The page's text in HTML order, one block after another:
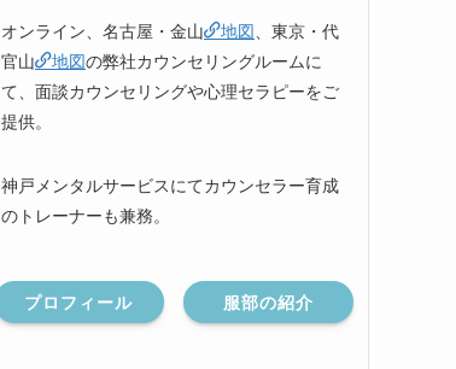
オンライン、名古屋・金山 地図、東京・代
官山
地図の弊社カウンセリングルームに
て、面談カウンセリングや心理セラピーをご
提供。
神戸メンタルサービスにてカウンセラー育成
のトレーナーも兼務。
プロフィール 服部の紹介